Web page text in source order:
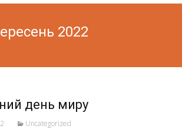
2022
день миру
Uncategorized